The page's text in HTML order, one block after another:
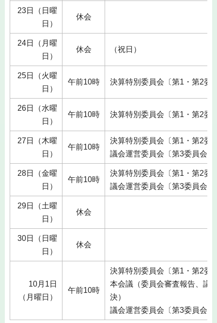
23日（日曜
日）
休会
24日（月曜
日）
休会 （祝日）
25日（火曜
日）
午前10時 決算特別委員会〔第1・第2委
26日（水曜
日）
午前10時 決算特別委員会〔第1・第2委
27日（木曜
日）
午前10時
決算特別委員会〔第1・第2委
議会運営委員会〔第3委員会室
28日（金曜
日）
午前10時
決算特別委員会〔第1・第2委
議会運営委員会〔第3委員会室
29日（土曜
日）
休会
30日（日曜
日）
休会
10月1日
（月曜日）
午前10時
決算特別委員会〔第1・第2委
本会議（委員会審査報告、議
決）
議会運営委員会〔第3委員会室